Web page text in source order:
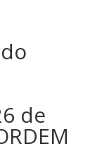
de